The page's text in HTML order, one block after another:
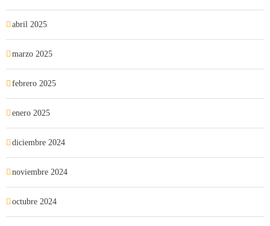
abril 2025
marzo 2025
febrero 2025
enero 2025
diciembre 2024
noviembre 2024
octubre 2024